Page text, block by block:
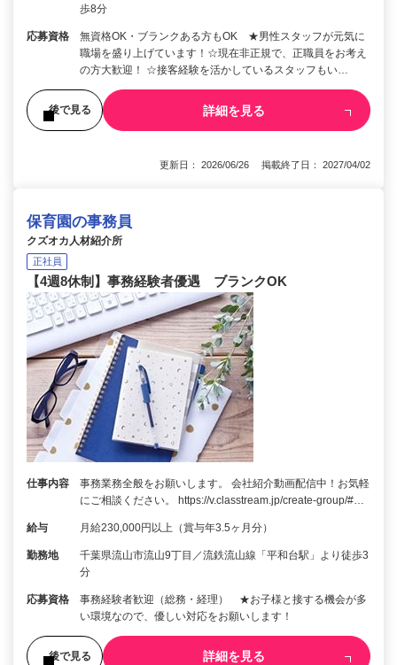
歩8分
応募資格
無資格OK・ブランクある方もOK ★男性スタッフが元気に
職場を盛り上げています！☆現在非正規で、正職員をお考え
の方大歓迎！ ☆接客経験を活かしているスタッフもい…
後で見る 詳細を見る
更新日： 2026/06/26 掲載終了日： 2027/04/02
保育園の事務員
クズオカ人材紹介所
正社員
【4週8休制】事務経験者優遇 ブランクOK
仕事内容
事務業務全般をお願いします。 会社紹介動画配信中！お気軽
にご相談ください。 https://v.classtream.jp/create-group/#…
給与 月給230,000円以上（賞与年3.5ヶ月分）
勤務地
千葉県流山市流山9丁目／流鉄流山線「平和台駅」より徒歩3
分
応募資格
事務経験者歓迎（総務・経理） ★お子様と接する機会が多
い環境なので、優しい対応をお願いします！
後で見る 詳細を見る